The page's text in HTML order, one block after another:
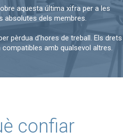
aquesta última xifra per a les
absolutes dels membres.
pèrdua d’hores de treball. Els drets
amb qualsevol altres.
confiar